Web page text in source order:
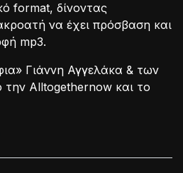
format, δίνοντας
να έχει πρόσβαση και
mp3.
Γιάννη Αγγελάκα & των
την Alltogethernow και το